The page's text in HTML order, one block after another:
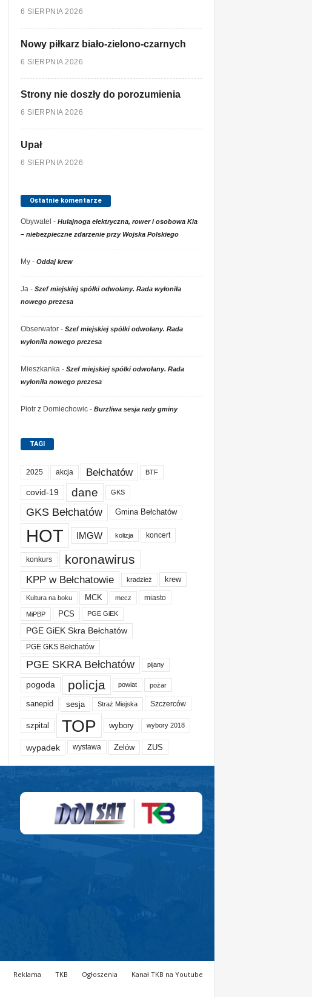
6 SIERPNIA 2026
Nowy piłkarz biało-zielono-czarnych
6 SIERPNIA 2026
Strony nie doszły do porozumienia
6 SIERPNIA 2026
Upał
6 SIERPNIA 2026
Ostatnie komentarze
Obywatel - Hulajnoga elektryczna, rower i osobowa Kia
– niebezpieczne zdarzenie przy Wojska Polskiego
My- Oddaj krew
Ja- Szef miejskiej spółki odwołany. Rada wyłoniła
nowego prezesa
Obserwator- Szef miejskiej spółki odwołany. Rada
wyłoniła nowego prezesa
Mieszkanka- Szef miejskiej spółki odwołany. Rada
wyłoniła nowego prezesa
Piotr z Domiechowic- Burzliwa sesja rady gminy
TAGI
2025 akcja Bełchatów BTF
covid-19 dane GKS
GKS Bełchatów Gmina Bełchatów
HOT IMGW kolizja koncert
konkurs koronawirus
KPP w Bełchatowie kradzież krew
Kultura na boku MCK mecz miasto
MiPBP PCS PGE GiEK
PGE GiEK Skra Bełchatów
PGE GKS Bełchatów
PGE SKRA Bełchatów pijany
pogoda policja powiat pożar
sanepid sesja Straż Miejska Szczerców
szpital TOP wybory wybory 2018
wypadek wystawa Zelów ZUS
Reklama TKB Ogłoszenia Kanał TKB na Youtube